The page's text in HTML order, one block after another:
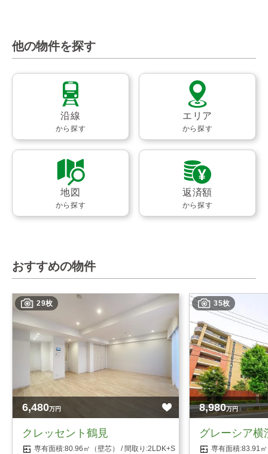
他の物件を探す
沿線
から探す
エリア
から探す
地図
から探す
返済額
から探す
おすすめの物件
29枚
6,480万円
クレッセント鶴見
80.96㎡（壁芯）
2LDK+S（納戸）
35枚
8,980万円
グレーシア横
83.91